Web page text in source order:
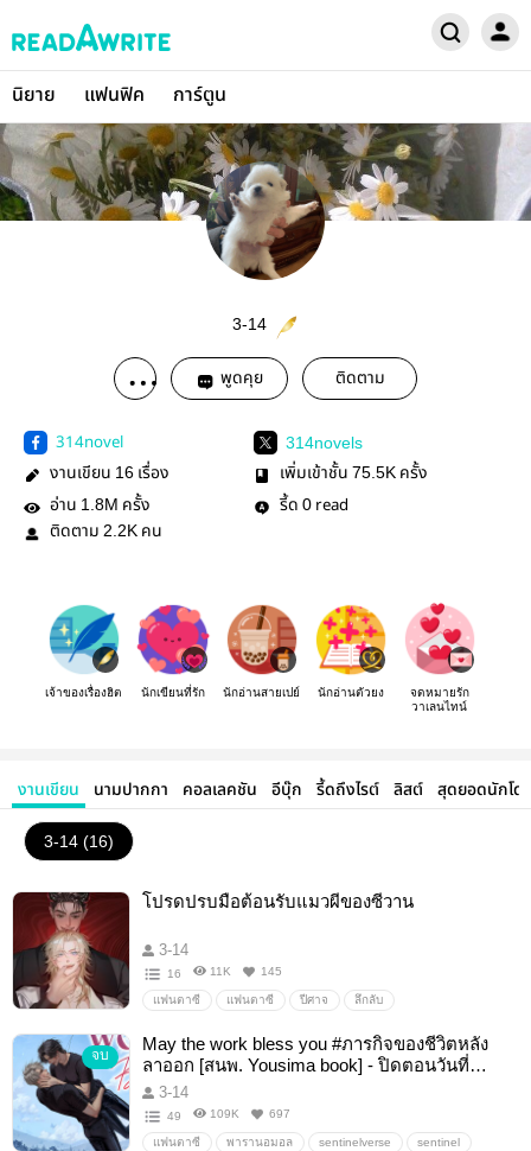
นิยาย แฟนฟิค การ์ตูน
3-14
พูดคุย ติดตาม
314novel 314novels
งานเขียน 16 เรื่อง เพิ่มเข้าชั้น 75.5K ครั้ง
อ่าน 1.8M ครั้ง รี้ด 0 read
ติดตาม 2.2K คน
เจ้าของเรื่องฮิต นักเขียนที่รัก นักอ่านสายเปย์ นักอ่านตัวยง
จดหมายรัก
วาเลนไทน์
งานเขียน นามปากกา คอลเลคชัน อีบุ๊ก รี้ดถึงไรต์ ลิสต์ สุดยอดนักโด
3-14 (16)
โปรดปรบมือต้อนรับแมวผีของซีวาน
3-14
16 11K 145
แฟนตาซี แฟนตาซี ปีศาจ ลึกลับ
จบ
May the work bless you #ภารกิจของชีวิตหลัง
ลาออก [สนพ. Yousima book] - ปิดตอนวันที่
02/03/2026
3-14
49 109K 697
แฟนตาซี พารานอมอล sentinelverse sentinel